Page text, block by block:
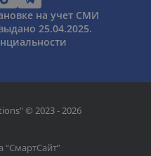
на учет СМИ
25.04.2025.
© 2023 - 2026
“СмартСайт”